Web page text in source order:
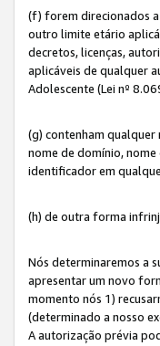
(f) forem direcionados a
outro limite etário
decretos, licenças,
aplicáveis de qualquer
Adolescente (Lei nº
(g) contenham qualquer
nome de domínio,
identificador em
(h) de outra forma
Nós determinaremos a
apresentar um novo
momento nós 1)
(determinado a nosso
A autorização prévia